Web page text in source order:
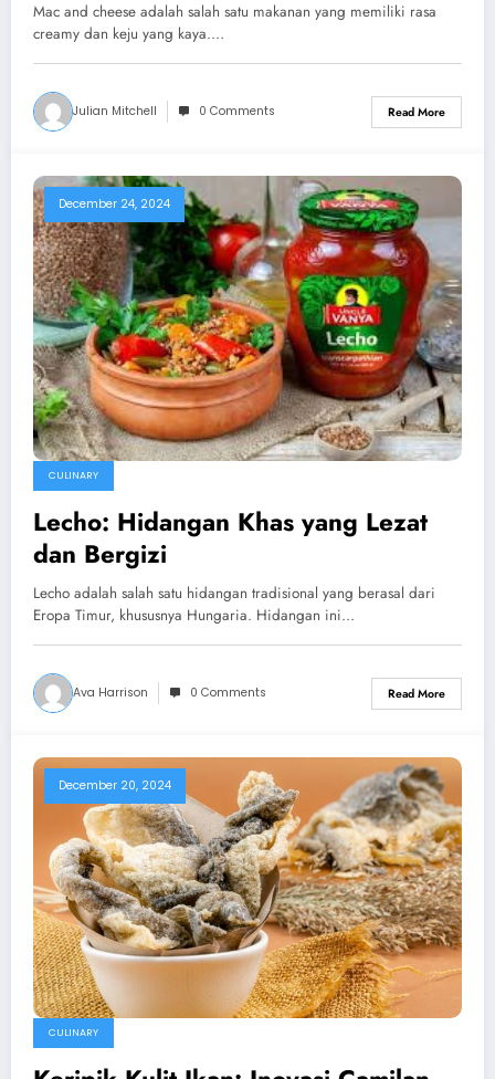
Mac and cheese adalah salah satu makanan yang memiliki rasa
creamy dan keju yang kaya.…
Julian Mitchell 0 Comments Read More
December 24, 2024
CULINARY
Lecho: Hidangan Khas yang Lezat
dan Bergizi
Lecho adalah salah satu hidangan tradisional yang berasal dari
Eropa Timur, khususnya Hungaria. Hidangan ini…
Ava Harrison 0 Comments Read More
December 20, 2024
CULINARY